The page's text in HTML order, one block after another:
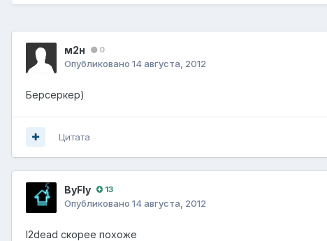
м2н 0
Опубликовано 14 августа, 2012
Берсеркер)
Цитата
ВyFly 13
Опубликовано 14 августа, 2012
l2dead скорее похоже